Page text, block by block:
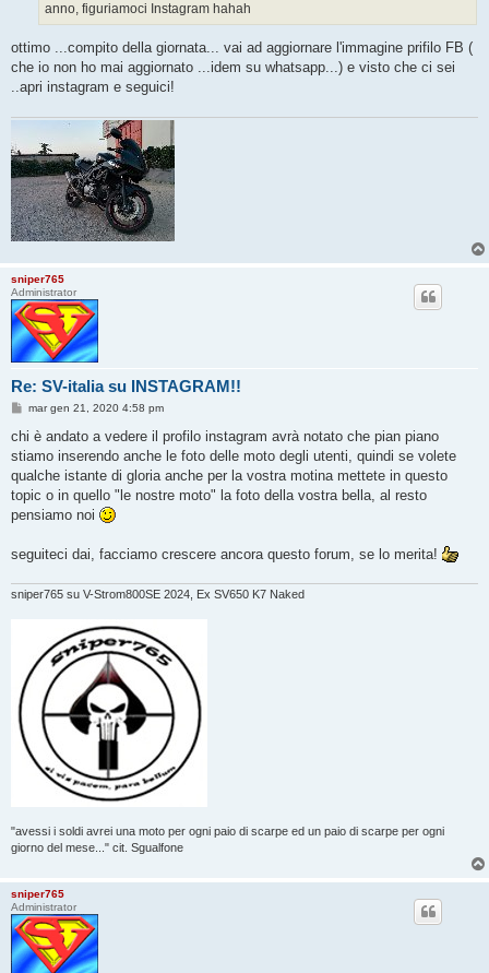
anno, figuriamoci Instagram hahah
ottimo ...compito della giornata... vai ad aggiornare l'immagine prifilo FB (
che io non ho mai aggiornato ...idem su whatsapp...) e visto che ci sei
..apri instagram e seguici!
sniper765
Administrator
Re: SV-italia su INSTAGRAM!!
M
s
a
g
i
o
mar gen 21, 2020 4:58 pm
chi è andato a vedere il profilo instagram avrà notato che pian piano
stiamo inserendo anche le foto delle moto degli utenti, quindi se volete
qualche istante di gloria anche per la vostra motina mettete in questo
topic o in quello "le nostre moto" la foto della vostra bella, al resto
pensiamo noi
seguiteci dai, facciamo crescere ancora questo forum, se lo merita!
sniper765 su V-Strom800SE 2024, Ex SV650 K7 Naked
"avessi i soldi avrei una moto per ogni paio di scarpe ed un paio di scarpe per ogni
giorno del mese..." cit. Sgualfone
sniper765
Administrator